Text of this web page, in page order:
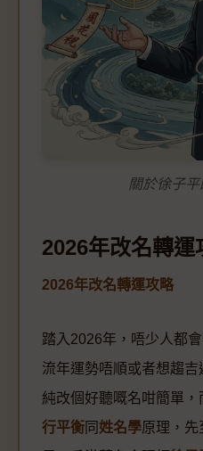
關於徐子
2026年改名轉運
2026年改名轉運攻略
踏入2026年，唔少人都
流年運勢唔順或者想趨
純改個好聽嘅名咁簡單，
行平衡 同 姓名學原理，先